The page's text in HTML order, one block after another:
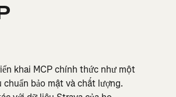
khai MCP chính thức như một
bảo mật và chất lượng.